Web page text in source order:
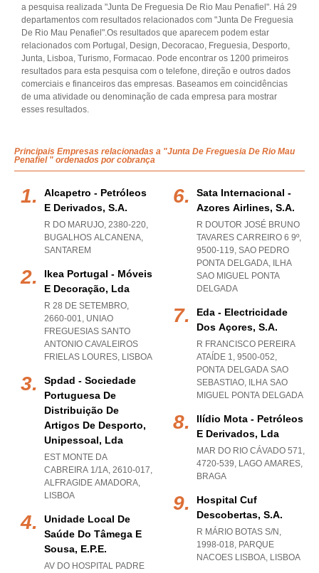
a pesquisa realizada "Junta De Freguesia De Rio Mau Penafiel". Há 29
departamentos com resultados relacionados com "Junta De Freguesia
De Rio Mau Penafiel".Os resultados que aparecem podem estar
relacionados com Portugal, Design, Decoracao, Freguesia, Desporto,
Junta, Lisboa, Turismo, Formacao. Pode encontrar os 1200 primeiros
resultados para esta pesquisa com o telefone, direção e outros dados
comerciais e financeiros das empresas. Baseamos em coincidências
de uma atividade ou denominação de cada empresa para mostrar
esses resultados.
Principais Empresas relacionadas a "Junta De Freguesia De Rio Mau
Penafiel " ordenados por cobrança
Alcapetro - Petróleos
E Derivados, S.a.
R DO MARUJO, 2380-220,
BUGALHOS ALCANENA,
SANTAREM
Ikea Portugal - Móveis
E Decoração, Lda
R 28 DE SETEMBRO,
2660-001, UNIAO
FREGUESIAS SANTO
ANTONIO CAVALEIROS
FRIELAS LOURES, LISBOA
Spdad - Sociedade
Portuguesa De
Distribuição De
Artigos De Desporto,
Unipessoal, Lda
EST MONTE DA
CABREIRA 1/1A, 2610-017,
ALFRAGIDE AMADORA,
LISBOA
Unidade Local De
Saúde Do Tâmega E
Sousa, E.p.e.
AV DO HOSPITAL PADRE
Sata Internacional -
Azores Airlines, S.a.
R DOUTOR JOSÉ BRUNO
TAVARES CARREIRO 6 9º,
9500-119, SAO PEDRO
PONTA DELGADA, ILHA
SAO MIGUEL PONTA
DELGADA
Eda - Electricidade
Dos Açores, S.a.
R FRANCISCO PEREIRA
ATAÍDE 1, 9500-052,
PONTA DELGADA SAO
SEBASTIAO, ILHA SAO
MIGUEL PONTA DELGADA
Ilídio Mota - Petróleos
E Derivados, Lda
MAR DO RIO CÁVADO 571,
4720-539, LAGO AMARES,
BRAGA
Hospital Cuf
Descobertas, S.a.
R MÁRIO BOTAS S/N,
1998-018, PARQUE
NACOES LISBOA, LISBOA